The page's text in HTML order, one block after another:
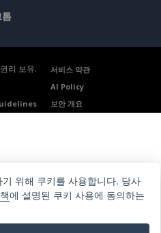
리 보유.
서비스 약관
AI Policy
보안 개요
위해 쿠키를 사용합니다. 당사
에 설명된 쿠키 사용에 동의하는